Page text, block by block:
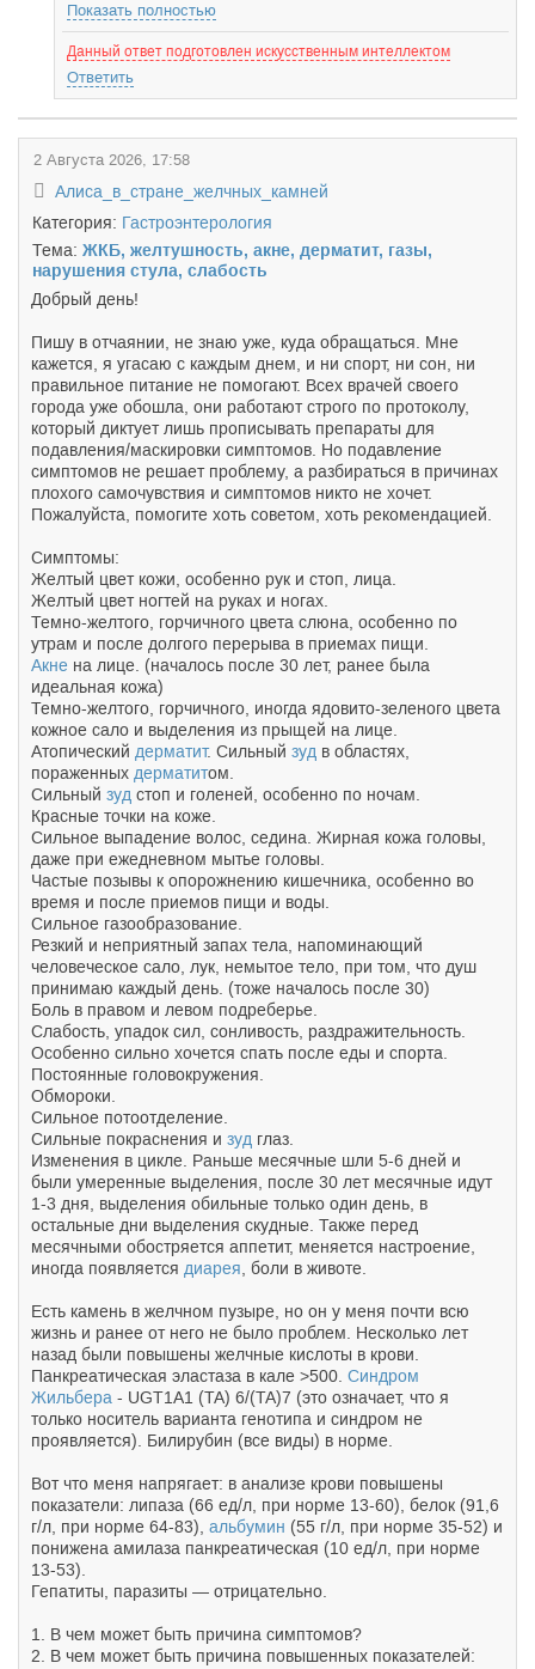
Показать полностью
Данный ответ подготовлен искусственным интеллектом
Ответить
2 Августа 2026, 17:58
Алиса_в_стране_желчных_камней
Категория: Гастроэнтерология
Тема: ЖКБ, желтушность, акне, дерматит, газы,
нарушения стула, слабость
Добрый день!
Пишу в отчаянии, не знаю уже, куда обращаться. Мне
кажется, я угасаю с каждым днем, и ни спорт, ни сон, ни
правильное питание не помогают. Всех врачей своего
города уже обошла, они работают строго по протоколу,
который диктует лишь прописывать препараты для
подавления/маскировки симптомов. Но подавление
симптомов не решает проблему, а разбираться в причинах
плохого самочувствия и симптомов никто не хочет.
Пожалуйста, помогите хоть советом, хоть рекомендацией.
Симптомы:
Желтый цвет кожи, особенно рук и стоп, лица.
Желтый цвет ногтей на руках и ногах.
Темно-желтого, горчичного цвета слюна, особенно по
утрам и после долгого перерыва в приемах пищи.
Акне на лице. (началось после 30 лет, ранее была
идеальная кожа)
Темно-желтого, горчичного, иногда ядовито-зеленого цвета
кожное сало и выделения из прыщей на лице.
Атопический дерматит. Сильный зуд в областях,
пораженных дерматитом.
Сильный зуд стоп и голеней, особенно по ночам.
Красные точки на коже.
Сильное выпадение волос, седина. Жирная кожа головы,
даже при ежедневном мытье головы.
Частые позывы к опорожнению кишечника, особенно во
время и после приемов пищи и воды.
Сильное газообразование.
Резкий и неприятный запах тела, напоминающий
человеческое сало, лук, немытое тело, при том, что душ
принимаю каждый день. (тоже началось после 30)
Боль в правом и левом подреберье.
Слабость, упадок сил, сонливость, раздражительность.
Особенно сильно хочется спать после еды и спорта.
Постоянные головокружения.
Обмороки.
Сильное потоотделение.
Сильные покраснения и зуд глаз.
Изменения в цикле. Раньше месячные шли 5-6 дней и
были умеренные выделения, после 30 лет месячные идут
1-3 дня, выделения обильные только один день, в
остальные дни выделения скудные. Также перед
месячными обостряется аппетит, меняется настроение,
иногда появляется диарея , боли в животе.
Есть камень в желчном пузыре, но он у меня почти всю
жизнь и ранее от него не было проблем. Несколько лет
назад были повышены желчные кислоты в крови.
Панкреатическая эластаза в кале >500. Синдром
Жильбера - UGT1A1 (TA) 6/(TA)7 (это означает, что я
только носитель варианта генотипа и синдром не
проявляется). Билирубин (все виды) в норме.
Вот что меня напрягает: в анализе крови повышены
показатели: липаза (66 ед/л, при норме 13-60), белок (91,6
г/л, при норме 64-83), альбумин (55 г/л, при норме 35-52) и
понижена амилаза панкреатическая (10 ед/л, при норме
13-53).
Гепатиты, паразиты — отрицательно.
1. В чем может быть причина симптомов?
2. В чем может быть причина повышенных показателей: